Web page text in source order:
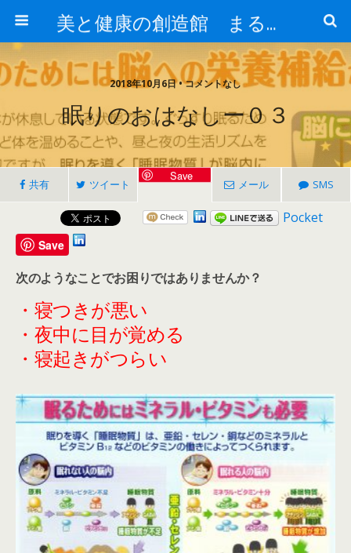
美と健康の創造館 まるとみ薬品 ぐんまの薬屋 芳さんのブログ
2018年10月6日 • コメントなし
眠りのおはなしー０３
共有 ツイート
Save
メール SMS
Pocket
Save
次のようなことでお困りではありませんか？
・寝つきが悪い
・夜中に目が覚める
・寝起きがつらい